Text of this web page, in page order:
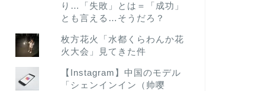
り…「失敗」とは＝「成功」
とも言える…そうだろ？
枚方花火「水都くらわんか花
火大会」見てきた件
【Instagram】中国のモデル
「シェンインイン（帅嘤